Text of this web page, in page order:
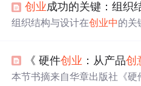
创业成功的关键：组织
组织结构与设计在创业中的关
业
适配性，涵盖直线型、职
兴流程型与网络型结构，结合
《 硬件创业 ：从产品创
本节书摘来自华章出版社《硬